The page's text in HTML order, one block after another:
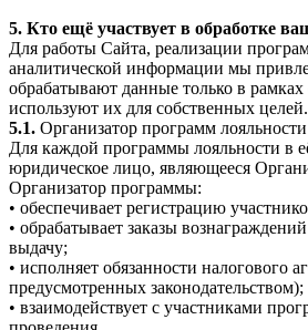
5. Кто ещё участвует в обработке
Для работы Сайта, реализации
аналитической информации мы
обрабатывают данные только в рамках
используют их для собственных целей.
5.1. Организатор программ лояльности
Для каждой программы лояльности в
юридическое лицо, являющееся
Организатор программы:
• обеспечивает регистрацию
• обрабатывает заказы
выдачу;
• исполняет обязанности налогового
предусмотренных законодательством);
• взаимодействует с участниками